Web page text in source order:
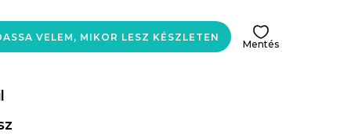
VELEM, MIKOR LESZ KÉSZLETEN
Mentés